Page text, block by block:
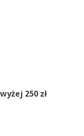
250 zł